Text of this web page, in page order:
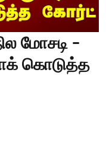
மோசடி -
கொடுத்த